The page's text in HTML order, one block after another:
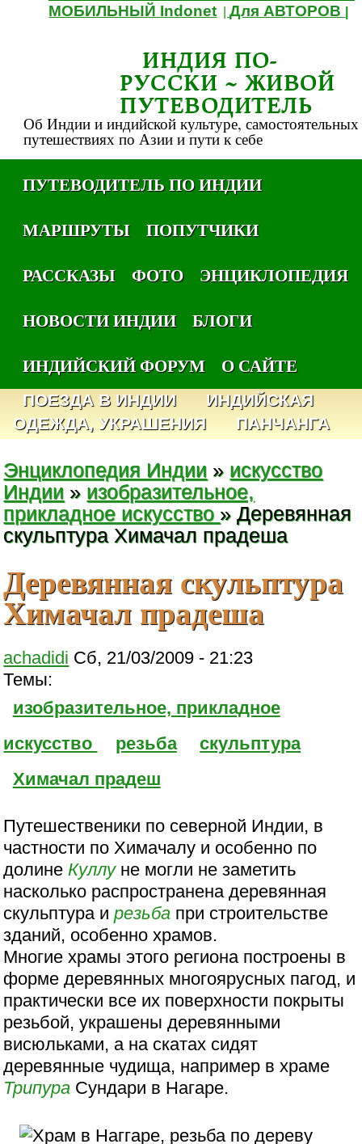
МОБИЛЬНЫЙ Indonet |Для АВТОРОВ
ИНДИЯ ПО-
РУССКИ ~ ЖИВОЙ
ПУТЕВОДИТЕЛЬ
Об Индии и индийской культуре, самостоятельных
путешествиях по Азии и пути к себе
ПУТЕВОДИТЕЛЬ ПО ИНДИИ
МАРШРУТЫ
ПОПУТЧИКИ
РАССКАЗЫ
ФОТО
ЭНЦИКЛОПЕДИЯ
НОВОСТИ ИНДИИ
БЛОГИ
ИНДИЙСКИЙ ФОРУМ
О САЙТЕ
ПОЕЗДА В ИНДИИ
ИНДИЙСКАЯ
ОДЕЖДА, УКРАШЕНИЯ
ПАНЧАНГА
Энциклопедия Индии » искусство
Индии » изобразительное,
прикладное искусство » Деревянная
скульптура Химачал прадеша
Деревянная скульптура
Химачал прадеша
achadidi Сб, 21/03/2009 - 21:23
Темы:
изобразительное, прикладное
искусство
резьба
скульптура
Химачал прадеш
Путешественики по северной Индии, в
частности по Химачалу и особенно по
долине Куллуне могли не заметить
насколько распространена деревянная
скульптура ирезьба при строительстве
зданий, особенно храмов.
Многие храмы этого региона построены в
форме деревянных многоярусных пагод, и
практически все их поверхности покрыты
резьбой, украшены деревянными
висюльками, а на скатах сидят
деревянные чудища, например в храме
Трипура Сундари в Нагаре.